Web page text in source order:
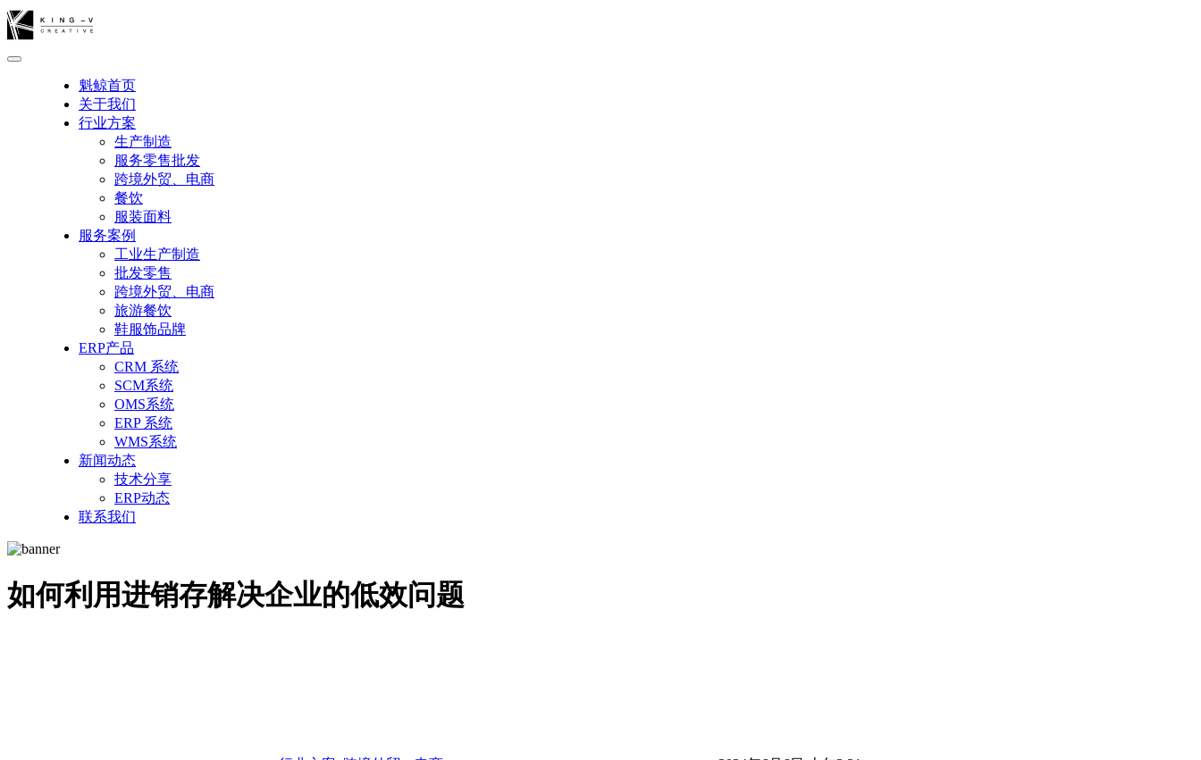
魁鲸首页
关于我们
行业方案
生产制造
服务零售批发
跨境外贸、电商
餐饮
服装面料
服务案例
工业生产制造
批发零售
跨境外贸、电商
旅游餐饮
鞋服饰品牌
ERP产品
CRM 系统
SCM系统
OMS系统
ERP 系统
WMS系统
新闻动态
技术分享
ERP动态
联系我们
如何利用进销存解决企业的低效问题